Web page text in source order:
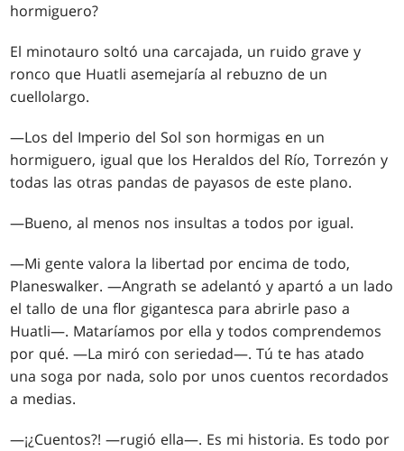
hormiguero?
El minotauro soltó una carcajada, un ruido grave y
ronco que Huatli asemejaría al rebuzno de un
cuellolargo.
—Los del Imperio del Sol son hormigas en un
hormiguero, igual que los Heraldos del Río, Torrezón y
todas las otras pandas de payasos de este plano.
—Bueno, al menos nos insultas a todos por igual.
—Mi gente valora la libertad por encima de todo,
Planeswalker. —Angrath se adelantó y apartó a un lado
el tallo de una flor gigantesca para abrirle paso a
Huatli—. Mataríamos por ella y todos comprendemos
por qué. —La miró con seriedad—. Tú te has atado
una soga por nada, solo por unos cuentos recordados
a medias.
—¡¿Cuentos?! —rugió ella—. Es mi historia. Es todo por